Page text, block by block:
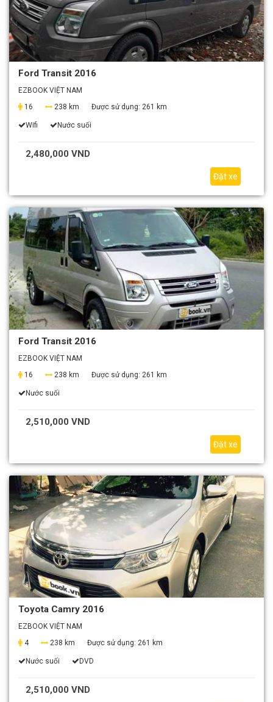
Ford Transit 2016
EZBOOK VIỆT NAM
16
238 km Được sử dụng: 261 km
Wifi Nước suối
2,480,000 VND
Đặt xe
Ford Transit 2016
EZBOOK VIỆT NAM
16
238 km Được sử dụng: 261 km
Nước suối
2,510,000 VND
Đặt xe
Toyota Camry 2016
EZBOOK VIỆT NAM
4
238 km Được sử dụng: 261 km
Nước suối DVD
2,510,000 VND